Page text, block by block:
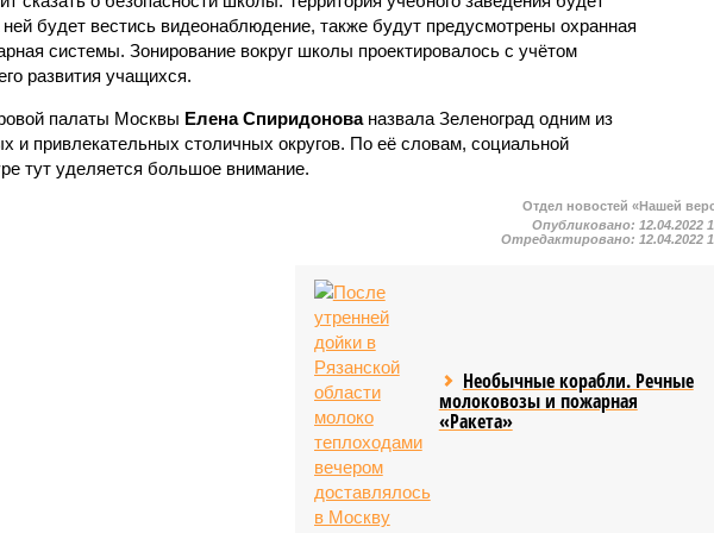
ней будет вестись видеонаблюдение, также будут предусмотрены охранная
системы. Зонирование вокруг школы проектировалось с учётом
развития учащихся.
палаты Москвы Елена Спиридонованазвала Зеленоград одним из
и привлекательных столичных округов. По её словам, социальной
тут уделяется большое внимание.
Отдел новостей «Нашей
Опубликовано: 12.04.2022
Отредактировано: 12.04.2022
Необычные корабли. Речные
молоковозы и пожарная
«Ракета»